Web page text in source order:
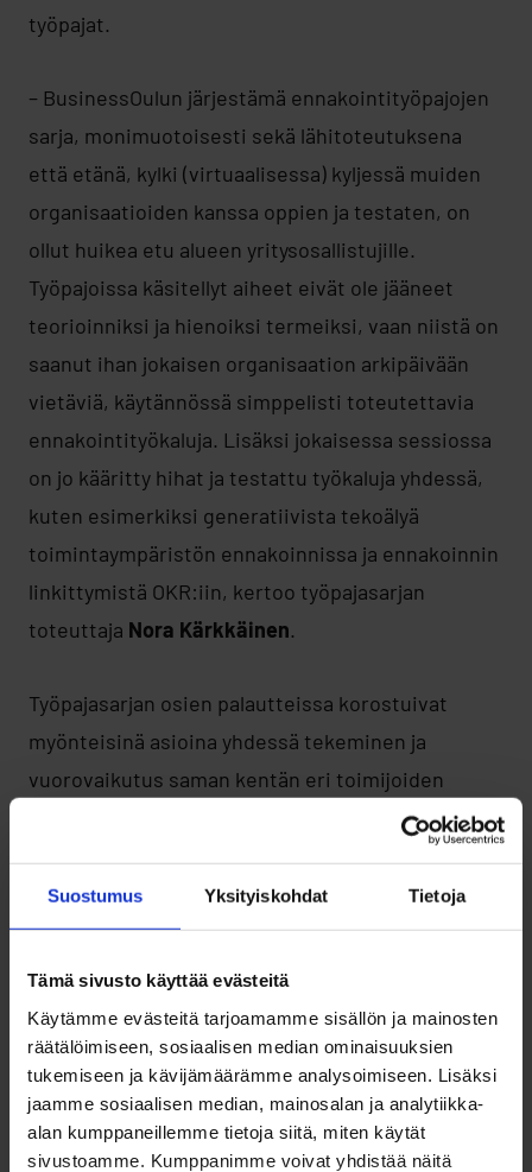
Suostumus Yksityiskohdat Tietoja
Tämä sivusto käyttää evästeitä
Käytämme evästeitä tarjoamamme sisällön ja mainosten
räätälöimiseen, sosiaalisen median ominaisuuksien
tukemiseen ja kävijämäärämme analysoimiseen. Lisäksi
jaamme sosiaalisen median, mainosalan ja analytiikka-
alan kumppaneillemme tietoja siitä, miten käytät
sivustoamme. Kumppanimme voivat yhdistää näitä
työpajat.
– BusinessOulun järjestämä ennakointityöpajojen
sarja, monimuotoisesti sekä lähitoteutuksena
että etänä, kylki (virtuaalisessa) kyljessä muiden
organisaatioiden kanssa oppien ja testaten, on
ollut huikea etu alueen yritysosallistujille.
Työpajoissa käsitellyt aiheet eivät ole jääneet
teorioinniksi ja hienoiksi termeiksi, vaan niistä on
saanut ihan jokaisen organisaation arkipäivään
vietäviä, käytännössä simppelisti toteutettavia
ennakointityökaluja. Lisäksi jokaisessa sessiossa
on jo kääritty hihat ja testattu työkaluja yhdessä,
kuten esimerkiksi generatiivista tekoälyä
toimintaympäristön ennakoinnissa ja ennakoinnin
linkittymistä OKR:iin, kertoo työpajasarjan
toteuttaja Nora Kärkkäinen.
Työpajasarjan osien palautteissa korostuivat
myönteisinä asioina yhdessä tekeminen ja
vuorovaikutus saman kentän eri toimijoiden
kanssa. Näitä olisi toivottu jopa enemmän, kuin
Ennakointi on hyvin maalaisjärkistä tekemistä,
– Työpajoissa esitetyt asiat olivat oikeastaan
melkein itsestäänselvyyksiä, mutta niitä ei vain
tule ajatelleeksi arjen kiireessä. Näiden asioiden
pariin pitäisi esimerkiksi suunnittelutoimistojen